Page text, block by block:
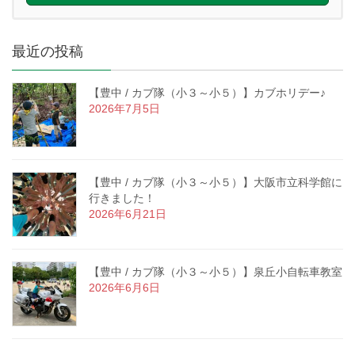
最近の投稿
【豊中 / カブ隊（小３～小５）】カブホリデー♪
2026年7月5日
【豊中 / カブ隊（小３～小５）】大阪市立科学館に
行きました！
2026年6月21日
【豊中 / カブ隊（小３～小５）】泉丘小自転車教室
2026年6月6日